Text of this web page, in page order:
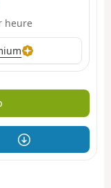
heure